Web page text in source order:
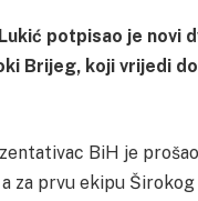
potpisao je novi
Brijeg, koji vrijedi do
BiH je
za prvu ekipu